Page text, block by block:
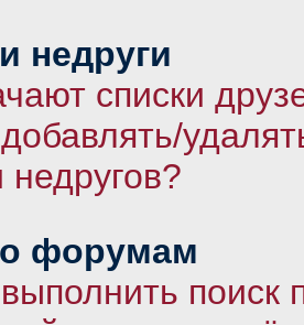
недруги
списки
недругов?
форумам